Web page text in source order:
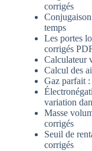
corrigés
temps
Les portes
corrigés
Calculateur
Calcul des
Gaz parfait :
variation
Masse
corrigés
Seuil de
corrigés